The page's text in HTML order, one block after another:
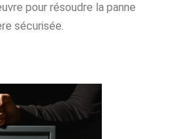
pour résoudre la panne
sécurisée.